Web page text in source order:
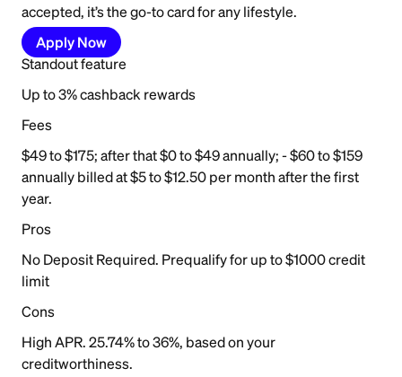
accepted, it’s the go-to card for any lifestyle.
Apply Now
Standout feature
Up to 3% cashback rewards
Fees
$49 to $175; after that $0 to $49 annually; - $60 to $159
annually billed at $5 to $12.50 per month after the first
year.
Pros
No Deposit Required. Prequalify for up to $1000 credit
limit
Cons
High APR. 25.74% to 36%, based on your
creditworthiness.